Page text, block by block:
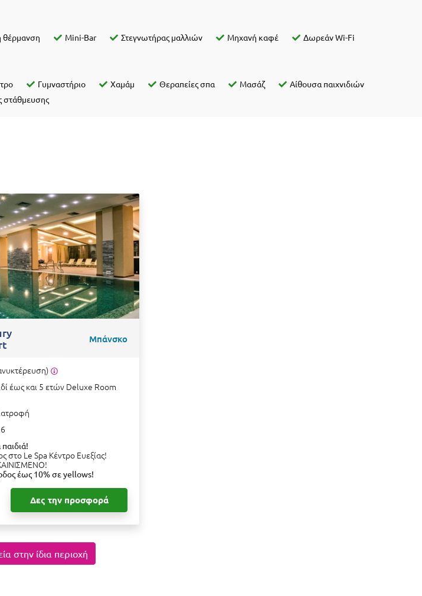
θέρμανση Mini-Bar Στεγνωτήρας μαλλιών Μηχανή καφέ Δωρεάν Wi-Fi
Γυμναστήριο Χαμάμ Θεραπείες σπα Μασάζ
Αίθουσα παιχνιδιών
Μπάνσκο
έως και 5 ετών Deluxe Room
στο Le Spa Κέντρο Ευεξίας!
έως 10% σε yellows!
Δες την προσφορά
στην ίδια περιοχή